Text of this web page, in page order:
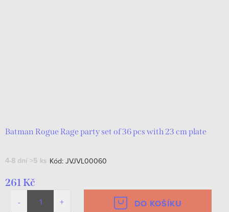
Batman Rogue Rage party set of 36 pcs with 23 cm plate
4-8 dní >5 ks Kód: JVJVL00060
261 Kč
DO KOŠÍKU